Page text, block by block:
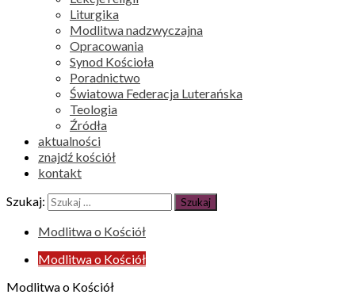
Liturgika
Modlitwa nadzwyczajna
Opracowania
Synod Kościoła
Poradnictwo
Światowa Federacja Luterańska
Teologia
Źródła
aktualności
znajdź kościół
kontakt
Szukaj:
Modlitwa o Kościół
Modlitwa o Kościół
Modlitwa o Kościół